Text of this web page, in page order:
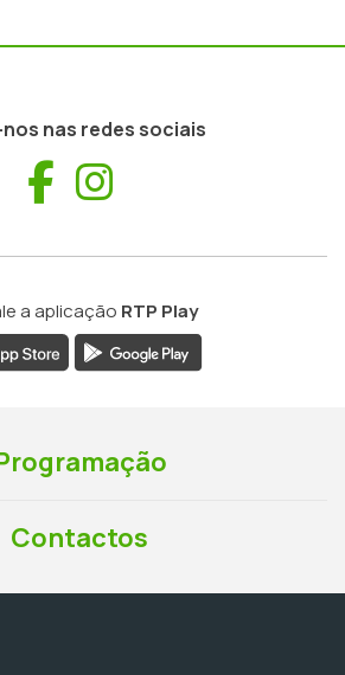
nas redes sociais
Facebook
a aplicação RTP Play
Contactos